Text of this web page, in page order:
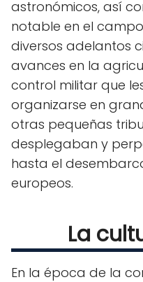
astronómicos, así
notable en el
diversos adelantos
avances en la
control militar que
organizarse en
otras pequeñas
desplegaban y
hasta el
europeos.
La
En la época de la